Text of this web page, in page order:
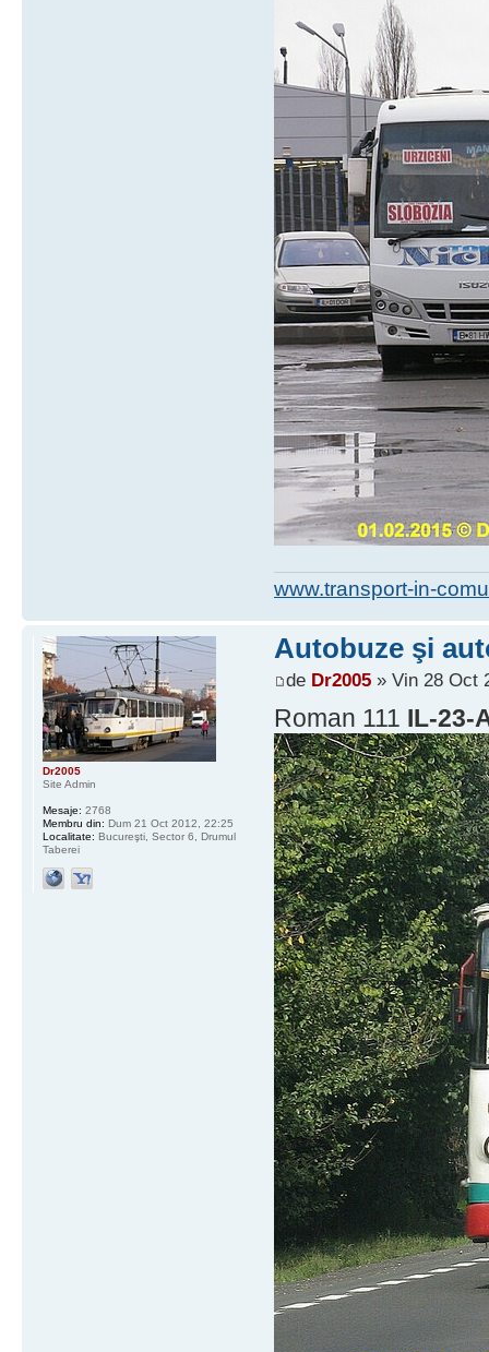
www.transport-in-
Autobuze şi
de Dr2005» Vin 28 Oct
Roman 111 IL-23-
Dr2005
Site Admin
Mesaje: 2768
Membru din: Dum 21 Oct 2012, 22:25
Localitate: Bucureşti, Sector 6, Drumul
Taberei